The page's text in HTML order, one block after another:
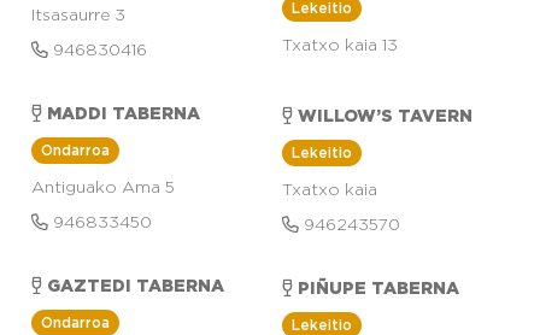
Itsasaurre 3
946830416
MADDI TABERNA
Ondarroa
Antiguako Ama 5
946833450
GAZTEDI TABERNA
Ondarroa
Lekeitio
Txatxo kaia 13
WILLOW’S TAVERN
Lekeitio
Txatxo kaia
946243570
PIÑUPE TABERNA
Lekeitio